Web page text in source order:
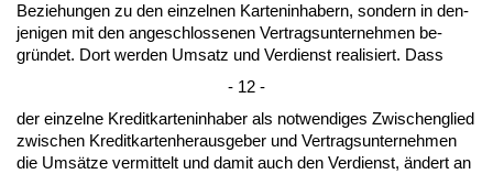
Be­zie­hun­gen zu den ein­zel­nen Kar­ten­in­ha­bern, son­dern in den­
je­ni­gen mit den an­ge­schlos­se­nen Ver­trags­un­ter­neh­men be­
gründet. Dort wer­den Um­satz und Ver­dienst rea­li­siert. Dass
- 12 -
der ein­zel­ne Kre­dit­kar­ten­in­ha­ber als not­wen­di­ges Zwi­schen­glied
zwi­schen Kre­dit­kar­ten­her­aus­ge­ber und Ver­trags­un­ter­neh­men
die Umsätze ver­mit­telt und da­mit auch den Ver­dienst, ändert an